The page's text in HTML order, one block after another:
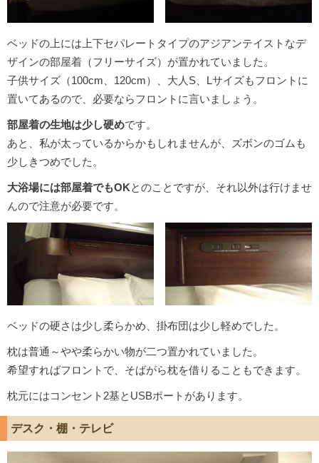
ベッドの上には上下セパレートタイプのアジアンテイストなデ
ザインの部屋着（フリーサイズ）が置かれていました。
子供サイズ（100cm、120cm）、大人S、Lサイズもフロントに
置いてあるので、必要ならフロントに言いましょう。
部屋着の生地は少し硬めです。
あと、私が太っているからかもしれませんが、ズボンのゴムも
少しきつめでした。
大浴場には部屋着でもOKとのことですが、それ以外は行けませ
んので注意が必要です。
ベッドの硬さは少し柔らかめ、掛布団は少し軽めでした。
枕は普通～やや柔らかい物が二つ置かれていました。
希望すればフロントで、そばがら枕を借りることもできます。
枕元にはコンセント2基とUSBポートがあります。
デスク・棚・テレビ